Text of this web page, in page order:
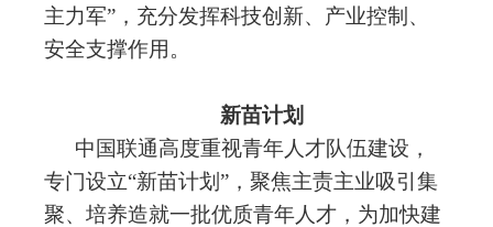
主力军”，充分发挥科技创新、产业控制、
安全支撑作用。
新苗计划
中国联通高度重视青年人才队伍建设，
专门设立“新苗计划”，聚焦主责主业吸引集
聚、培养造就一批优质青年人才，为加快建